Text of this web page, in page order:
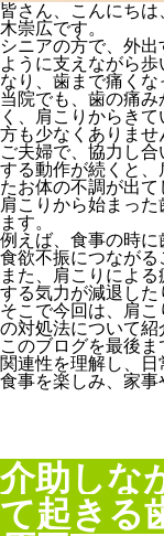
皆さん、こんにち
木崇広です。
シニアの方で、外
ように支えながら
なり、歯まで痛く
当院でも、歯の痛
く、肩こりからき
方も少なくありませ
ご夫婦で、協力し
する動作が続くと
たお体の不調が出て
肩こりから始まっ
ます。
例えば、食事の時に
食欲不振につながる
また、肩こりによ
する気力が減退した
そこで今回は、肩
の対処法について紹
このブログを最後
関連性を理解し、日
食事を楽しみ、家事
介助しな
て起きる